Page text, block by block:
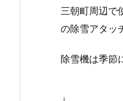
三朝町周辺で
の除雪アタッ
除雪機は季節